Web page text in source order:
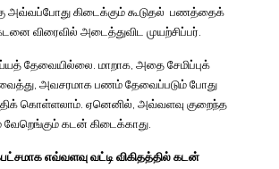
அவ்வப்போது கிடைக்கும் கூடுதல் பணத்தைக்
விரைவில் அடைத்துவிட முயற்சிப்பர்
தேவையில்லை மாறாக அதை சேமிப்புக்
அவசரமாக பணம் தேவைப்படும் போது
கொள்ளலாம் ஏனெனில் அவ்வளவு குறைந்த
வேறெங்கும் கடன் கிடைக்காது
எவ்வளவு வட்டி விகிதத்தில் கடன்